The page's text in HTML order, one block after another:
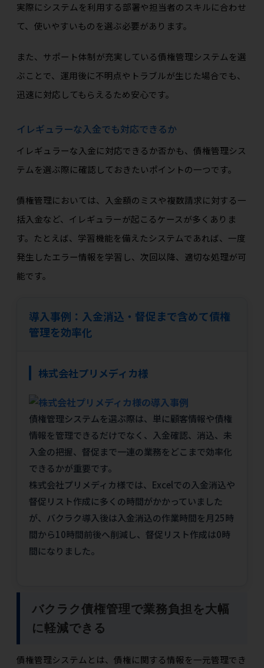
実際にシステムを利用する部署や担当者のスキルに合わせ
て、使いやすいものを選ぶ必要があります。
また、サポート体制が充実している債権管理システムを選
ぶことで、運用後に不明点やトラブルが生じた場合でも、
迅速に対応してもらえるため安心です。
イレギュラーな入金でも対応できるか
イレギュラーな入金に対応できるか否かも、債権管理シス
テムを選ぶ際に確認しておきたいポイントの一つです。
債権管理においては、入金額のミスや複数請求に対する一
括入金など、イレギュラーが起こるケースが多くありま
す。たとえば、学習機能を備えたシステムであれば、一度
発生したエラー情報を学習し、次回以降、適切な処理が可
能です。
導入事例：入金消込・督促まで含めて債権
管理を効率化
株式会社プリメディカ様
債権管理システムを選ぶ際は、単に顧客情報や債権
情報を管理できるだけでなく、入金確認、消込、未
入金の把握、督促まで一連の業務をどこまで効率化
できるかが重要です。
株式会社プリメディカ様では、Excelでの入金消込や
督促リスト作成に多くの時間がかかっていました
が、バクラク導入後は入金消込の作業時間を月25時
間から10時間前後へ削減し、督促リスト作成は0時
間になりました。
バクラク債権管理で業務負担を大幅
に軽減できる
債権管理システムとは、債権に関する情報を一元管理でき